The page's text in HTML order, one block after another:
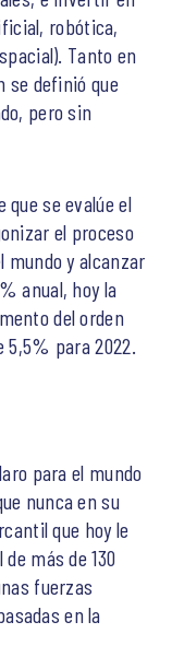
robótica,
Tanto en
se definió que
pero sin
se evalúe el
el proceso
mundo y alcanzar
anual, hoy la
del orden
5,5% para 2022.
para el mundo
nunca en su
que hoy le
más de 130
fuerzas
en la